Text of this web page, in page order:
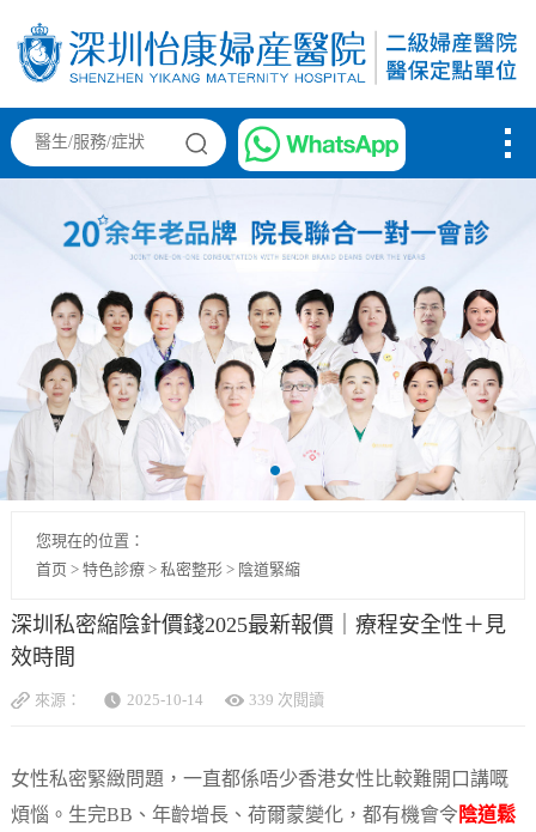
您現在的位置：
首页 > 特色診療> 私密整形> 陰道緊縮
深圳私密縮陰針價錢2025最新報價｜療程安全性＋見
效時間
來源： 2025-10-14 339 次閱讀
女性私密緊緻問題，一直都係唔少香港女性比較難開口講嘅
煩惱。生完BB、年齡增長、荷爾蒙變化，都有機會令 陰道鬆